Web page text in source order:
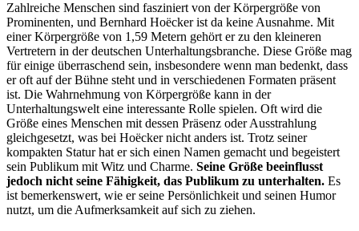
Zahlreiche Menschen sind fasziniert von der Körpergröße von
Prominenten, und Bernhard Hoëcker ist da keine Ausnahme. Mit
einer Körpergröße von 1,59 Metern gehört er zu den kleineren
Vertretern in der deutschen Unterhaltungsbranche. Diese Größe mag
für einige überraschend sein, insbesondere wenn man bedenkt, dass
er oft auf der Bühne steht und in verschiedenen Formaten präsent
ist. Die Wahrnehmung von Körpergröße kann in der
Unterhaltungswelt eine interessante Rolle spielen. Oft wird die
Größe eines Menschen mit dessen Präsenz oder Ausstrahlung
gleichgesetzt, was bei Hoëcker nicht anders ist. Trotz seiner
kompakten Statur hat er sich einen Namen gemacht und begeistert
sein Publikum mit Witz und Charme. Seine Größe beeinflusst
jedoch nicht seine Fähigkeit, das Publikum zu unterhalten. Es
ist bemerkenswert, wie er seine Persönlichkeit und seinen Humor
nutzt, um die Aufmerksamkeit auf sich zu ziehen.